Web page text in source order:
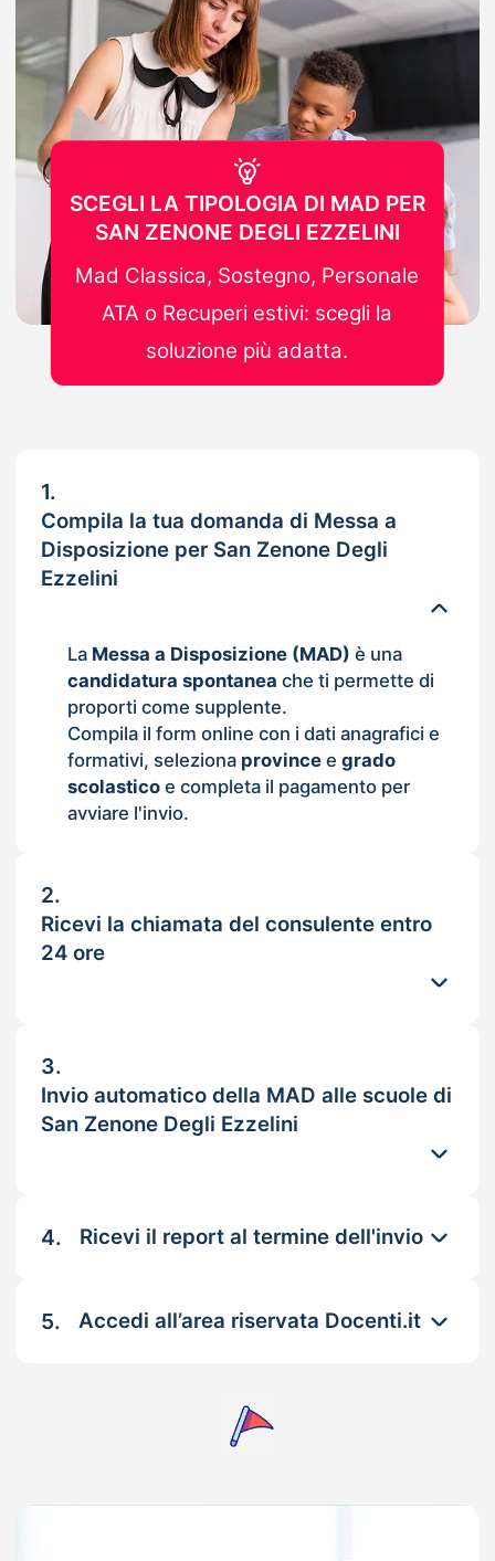
1.
Compila la tua domanda di Messa a
Disposizione per San Zenone Degli
Ezzelini
La Messa a Disposizione (MAD) è una
candidatura spontanea che ti permette di
proporti come supplente.
Compila il form online con i dati anagrafici e
formativi, seleziona provincee grado
scolasticoe completa il pagamento per
avviare l'invio.
2.
Ricevi la chiamata del consulente entro
24 ore
3.
Invio automatico della MAD alle scuole di
San Zenone Degli Ezzelini
4. Ricevi il report al termine dell'invio
5. Accedi all’area riservata Docenti.it
SCEGLI LA TIPOLOGIA DI MAD PER
SAN ZENONE DEGLI EZZELINI
Mad Classica, Sostegno, Personale
ATA o Recuperi estivi: scegli la
soluzione più adatta.